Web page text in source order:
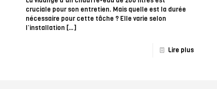
cruciale pour son entretien. Mais quelle est la durée
nécessaire pour cette tâche ? Elle varie selon
l’installation […]
Lire plus